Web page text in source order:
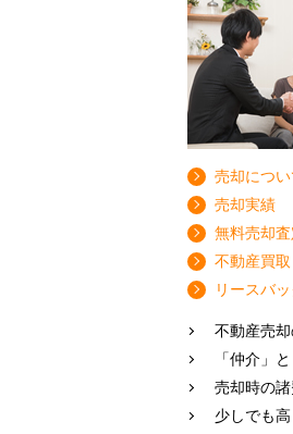
売却につい
売却実績
無料売却査
不動産買取
リースバッ
不動産売
「仲介」
売却時の諸
少しでも